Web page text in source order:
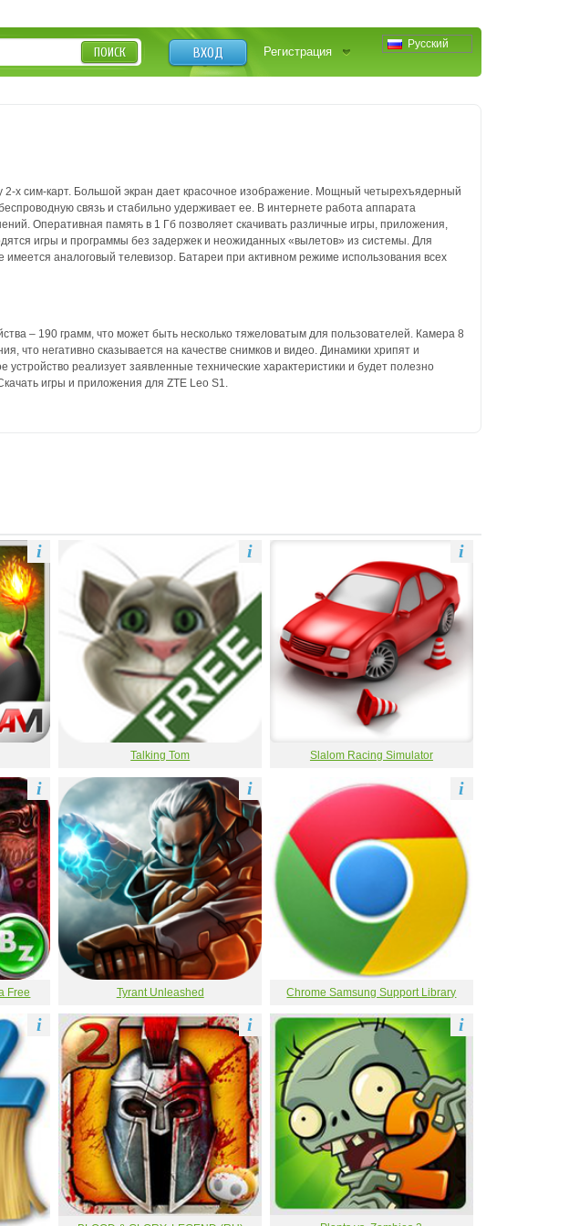
Русский
ВХОД Регистрация
ПОИСК
х сим-карт. Большой экран дает красочное изображение. Мощный четырехъядерный
связь и стабильно удерживает ее. В интернете работа аппарата
Оперативная память в 1 Гб позволяет скачивать различные игры, приложения,
игры и программы без задержек и неожиданных «вылетов» из системы. Для
аналоговый телевизор. Батареи при активном режиме использования всех
– 190 грамм, что может быть несколько тяжеловатым для пользователей. Камера 8
что негативно сказывается на качестве снимков и видео. Динамики хрипят и
реализует заявленные технические характеристики и будет полезно
игры и приложения для ZTE Leo S1.
i
Talking Tom
i
Slalom Racing Simulator
i
Free
i
Tyrant Unleashed
i
Chrome Samsung Support Library
i
i i i